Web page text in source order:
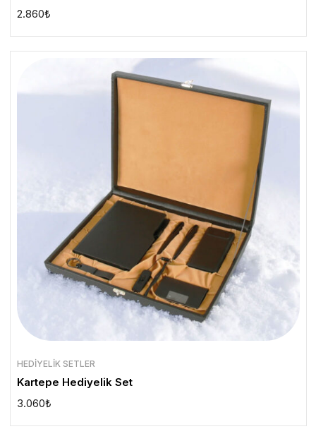
2.860₺
HEDIYELIK SETLER
Kartepe Hediyelik Set
3.060₺